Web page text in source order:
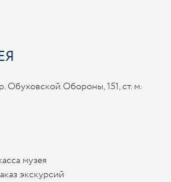
Обуховской Обороны, 151, ст. м.
музея
экскурсий